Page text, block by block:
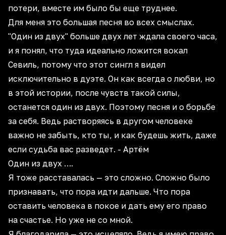
потери, вместе им было бы еще труднее.
Для меня это большая песня во всех смыслах.
"Один из двух" больше двух лет ждала своего часа,
и я понял, что туда идеально ложится вокал
Севиль, потому что этот сингл я видел
исключительно в дуэте. Он как всегда о любви, но
в этой истории, после чувств такой силы,
останется один из двух. Поэтому песня и о борьбе
за себя. Ведь растворяясь в другом человеке
важно не забыть, кто ты, и как будешь жить, даже
если судьба вас разведет. - Артём
Один из двух ….
Я тоже расставалась — это сложно. Сложно было
признавать, что пора идти дальше. Что пора
оставить человека в покое и дать ему его право
на счастье. Но уже не со мной.